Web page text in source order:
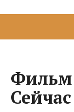
Фильм